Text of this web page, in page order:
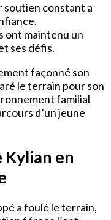
soutien constant a
ont maintenu un
ses défis.
façonné son
le terrain pour son
familial
d’un jeune
Kylian en
a foulé le terrain,